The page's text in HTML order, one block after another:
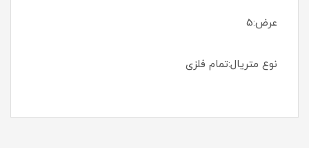
عرض:5
نوع متریال:تمام فلزی